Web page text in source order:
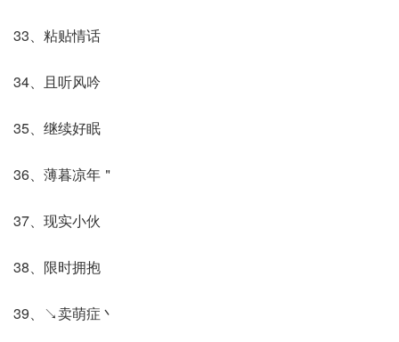
33、粘贴情话
34、且听风吟
35、继续好眠
36、薄暮凉年＂
37、现实小伙
38、限时拥抱
39、↘卖萌症丶